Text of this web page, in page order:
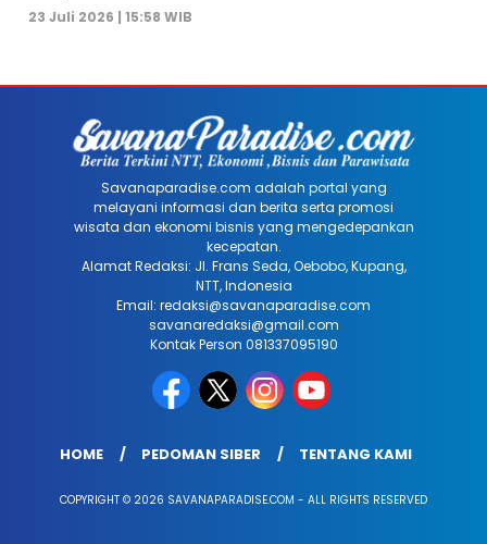
23 Juli 2026 | 15:58 WIB
Savanaparadise.com adalah portal yang
melayani informasi dan berita serta promosi
wisata dan ekonomi bisnis yang mengedepankan
kecepatan.
Alamat Redaksi: Jl. Frans Seda, Oebobo, Kupang,
NTT, Indonesia
Email: redaksi@savanaparadise.com
savanaredaksi@gmail.com
Kontak Person 081337095190
HOME PEDOMAN SIBER TENTANG KAMI
COPYRIGHT © 2026 SAVANAPARADISE.COM - ALL RIGHTS RESERVED